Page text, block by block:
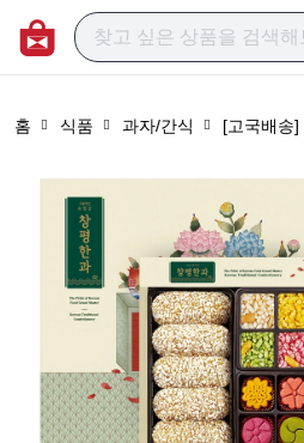
홈 식품 과자/간식 [고국배송